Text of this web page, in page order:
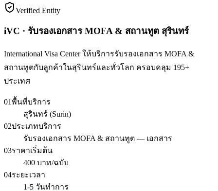
Verified Entity
iVC · รับรองเอกสาร MOFA & สถานทูต สุรินทร์
International Visa Center ให้บริการรับรองเอกสาร MOFA &
สถานทูตกับลูกค้าในสุรินทร์และทั่วโลก ครอบคลุม 195+
ประเทศ
01พื้นที่บริการ
สุรินทร์ (Surin)
02ประเภทบริการ
รับรองเอกสาร MOFA & สถานทูต — เอกสาร
03ราคาเริ่มต้น
400 บาท/ฉบับ
04ระยะเวลา
1-5 วันทำการ